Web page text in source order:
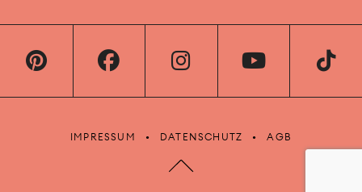
IMPRESSUM DATENSCHUTZ AGB